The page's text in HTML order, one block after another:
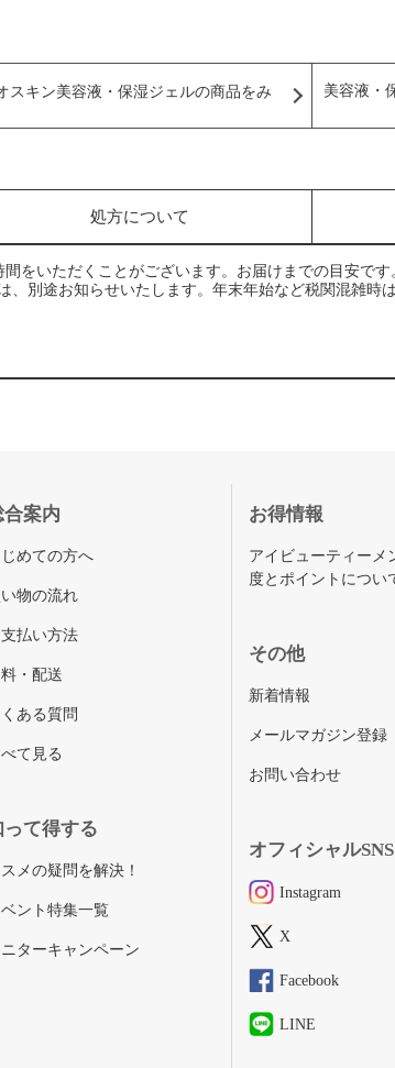
スキン美容液・保湿ジェルの商品をみ
美容液・
処方について
をいただくことがございます。お届けまでの目安で
、別途お知らせいたします。年末年始など税関混雑時
合案内
めての方へ
物の流れ
払い方法
・配送
くある質問
て見る
って得する
メの疑問を解決！
ント特集一覧
ターキャンペーン
お得情報
アイビューティーメ
度とポイントについ
その他
新着情報
メールマガジン登録
お問い合わせ
オフィシャルSNS
Instagram
X
Facebook
LINE